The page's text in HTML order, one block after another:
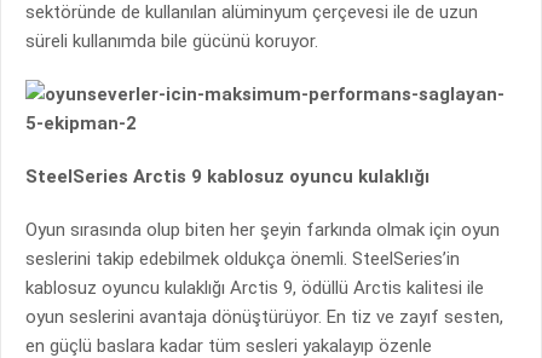
sektöründe de kullanılan alüminyum çerçevesi ile de uzun
süreli kullanımda bile gücünü koruyor.
SteelSeries Arctis 9 kablosuz oyuncu kulaklığı
Oyun sırasında olup biten her şeyin farkında olmak için oyun
seslerini takip edebilmek oldukça önemli. SteelSeries’in
kablosuz oyuncu kulaklığı Arctis 9, ödüllü Arctis kalitesi ile
oyun seslerini avantaja dönüştürüyor. En tiz ve zayıf sesten,
en güçlü baslara kadar tüm sesleri yakalayıp özenle